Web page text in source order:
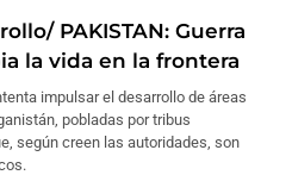
PAKISTAN: Guerra
la vida en la frontera
impulsar el desarrollo de áreas
pobladas por tribus
según creen las autoridades, son